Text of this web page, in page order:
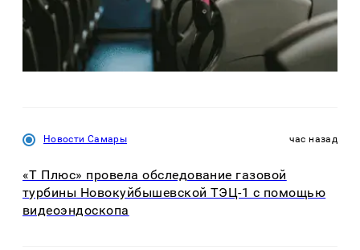
Новости Самары час назад
«Т Плюс» провела обследование газовой
турбины Новокуйбышевской ТЭЦ-1 с помощью
видеоэндоскопа